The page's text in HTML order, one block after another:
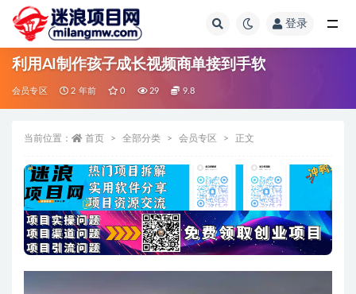
登录
利用AI制作孩子成长视频商单接到手软
会员专区 2 年前 0 29 9.8
当前位置： 首页 全部分类 会员专区 正文
全部